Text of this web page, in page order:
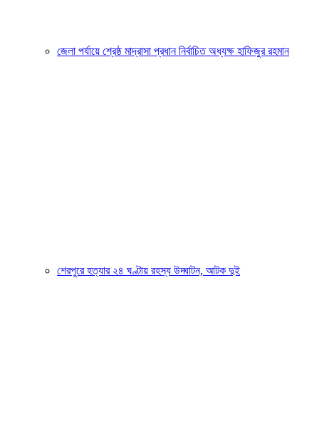
জেলা পর্যায়ে শ্রেষ্ঠ মাদ্রাসা প্রধান নির্বাচিত অধ্যক্ষ হাফিজুর রহমান
শেরপুরে হত্যার ২৪ ঘণ্টায় রহস্য উদ্ঘাটন, আটক দুই